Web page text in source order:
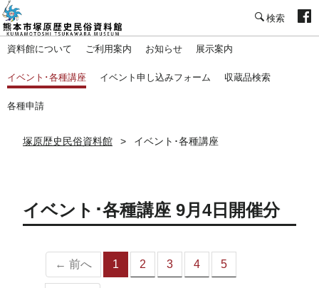
資料館について ご利用案内 お知らせ 展示案内
イベント･各種講座 イベント申し込みフォーム 収蔵品検索
各種申請
塚原歴史民俗資料館 イベント･各種講座
イベント･各種講座 9月4日開催分
← 前へ 1
（こ
2 3 4 5